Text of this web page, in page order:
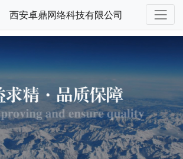
西安卓鼎网络科技有限公司